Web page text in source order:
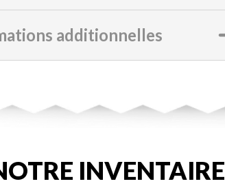
additionnelles
INVENTAIRE